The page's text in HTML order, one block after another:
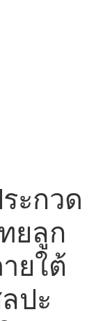
ะกวด
ยลูก
ยใต้
ปะ